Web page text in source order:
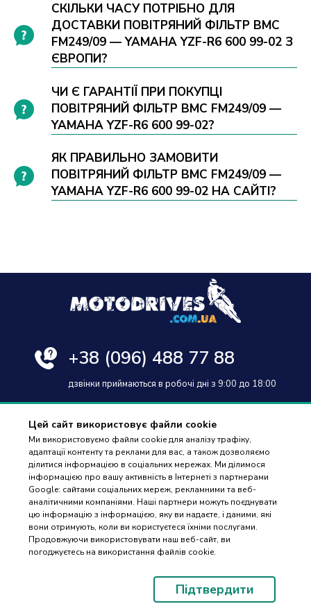
Цей сайт використовує файли cookie
Ми використовуємо файли cookie для аналізу трафіку,
адаптації контенту та реклами для вас, а також дозволяємо
ділитися інформацією в соціальних мережах. Ми ділимося
інформацією про вашу активність в Інтернеті з партнерами
Google: сайтами соціальних мереж, рекламними та веб-
аналітичними компаніями. Наші партнери можуть поєднувати
цю інформацію з інформацією, яку ви надаєте, і даними, які
вони отримують, коли ви користуєтеся їхніми послугами.
Продовжуючи використовувати наш веб-сайт, ви
погоджуєтесь на використання файлів cookie.
Підтвердити
СКІЛЬКИ ЧАСУ ПОТРІБНО ДЛЯ
ДОСТАВКИ ПОВІТРЯНИЙ ФІЛЬТР BMC
FM249/09 — YAMAHA YZF-R6 600 99-02 З
ЄВРОПИ?
ЧИ Є ГАРАНТІЇ ПРИ ПОКУПЦІ
ПОВІТРЯНИЙ ФІЛЬТР BMC FM249/09 —
YAMAHA YZF-R6 600 99-02?
ЯК ПРАВИЛЬНО ЗАМОВИТИ
ПОВІТРЯНИЙ ФІЛЬТР BMC FM249/09 —
YAMAHA YZF-R6 600 99-02 НА САЙТІ?
+38 (096) 488 77 88
дзвінки приймаються в робочі дні з 9:00 до 18:00
Оплата та доставка
Гарантія і повернення
Контакти
Відгуки
ПІДБІР
ЗАПЧАСТИН